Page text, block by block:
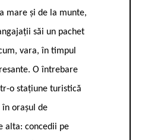
mare și de la munte,
săi un pachet
vara, în timpul
O întrebare
o stațiune turistică
orașul de
alta: concedii pe